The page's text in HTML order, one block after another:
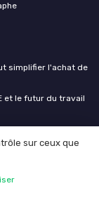
simplifier l'achat de
et le futur du travail
pointe
dans le
sur ceux que